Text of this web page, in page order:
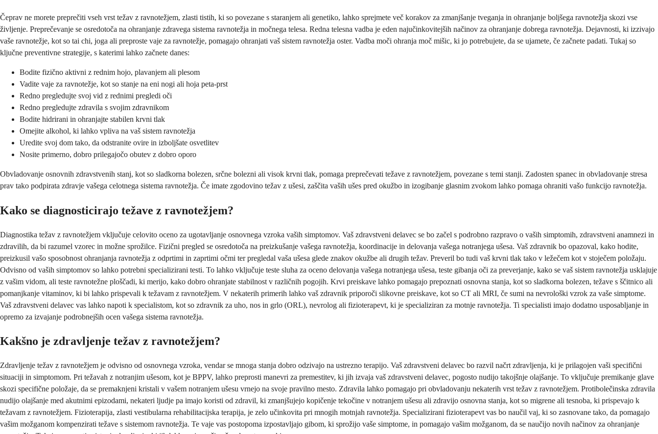
Čeprav ne morete preprečiti vseh vrst težav z ravnotežjem, zlasti tistih, ki so povezane s staranjem ali genetiko, lahko sprejmete več korakov za zmanjšanje tveganja in ohranjanje boljšega ravnotežja skozi vse
življenje. Preprečevanje se osredotoča na ohranjanje zdravega sistema ravnotežja in močnega telesa. Redna telesna vadba je eden najučinkovitejših načinov za ohranjanje dobrega ravnotežja. Dejavnosti, ki izzivajo
vaše ravnotežje, kot so tai chi, joga ali preproste vaje za ravnotežje, pomagajo ohranjati vaš sistem ravnotežja oster. Vadba moči ohranja moč mišic, ki jo potrebujete, da se ujamete, če začnete padati. Tukaj so
ključne preventivne strategije, s katerimi lahko začnete danes:
Bodite fizično aktivni z rednim hojo, plavanjem ali plesom
Vadite vaje za ravnotežje, kot so stanje na eni nogi ali hoja peta-prst
Redno pregledujte svoj vid z rednimi pregledi oči
Redno pregledujte zdravila s svojim zdravnikom
Bodite hidrirani in ohranjajte stabilen krvni tlak
Omejite alkohol, ki lahko vpliva na vaš sistem ravnotežja
Uredite svoj dom tako, da odstranite ovire in izboljšate osvetlitev
Nosite primerno, dobro prilegajočo obutev z dobro oporo
Obvladovanje osnovnih zdravstvenih stanj, kot so sladkorna bolezen, srčne bolezni ali visok krvni tlak, pomaga preprečevati težave z ravnotežjem, povezane s temi stanji. Zadosten spanec in obvladovanje stresa
prav tako podpirata zdravje vašega celotnega sistema ravnotežja. Če imate zgodovino težav z ušesi, zaščita vaših ušes pred okužbo in izogibanje glasnim zvokom lahko pomaga ohraniti vašo funkcijo ravnotežja.
Kako se diagnosticirajo težave z ravnotežjem?
Diagnostika težav z ravnotežjem vključuje celovito oceno za ugotavljanje osnovnega vzroka vaših simptomov. Vaš zdravstveni delavec se bo začel s podrobno razpravo o vaših simptomih, zdravstveni anamnezi in
zdravilih, da bi razumel vzorec in možne sprožilce. Fizični pregled se osredotoča na preizkušanje vašega ravnotežja, koordinacije in delovanja vašega notranjega ušesa. Vaš zdravnik bo opazoval, kako hodite,
preizkusil vašo sposobnost ohranjanja ravnotežja z odprtimi in zaprtimi očmi ter pregledal vaša ušesa glede znakov okužbe ali drugih težav. Preveril bo tudi vaš krvni tlak tako v ležečem kot v stoječem položaju.
Odvisno od vaših simptomov so lahko potrebni specializirani testi. To lahko vključuje teste sluha za oceno delovanja vašega notranjega ušesa, teste gibanja oči za preverjanje, kako se vaš sistem ravnotežja usklajuje
z vašim vidom, ali teste ravnotežne ploščadi, ki merijo, kako dobro ohranjate stabilnost v različnih pogojih. Krvi preiskave lahko pomagajo prepoznati osnovna stanja, kot so sladkorna bolezen, težave s ščitnico ali
pomanjkanje vitaminov, ki bi lahko prispevali k težavam z ravnotežjem. V nekaterih primerih lahko vaš zdravnik priporoči slikovne preiskave, kot so CT ali MRI, če sumi na nevrološki vzrok za vaše simptome.
Vaš zdravstveni delavec vas lahko napoti k specialistom, kot so zdravnik za uho, nos in grlo (ORL), nevrolog ali fizioterapevt, ki je specializiran za motnje ravnotežja. Ti specialisti imajo dodatno usposabljanje in
opremo za izvajanje podrobnejših ocen vašega sistema ravnotežja.
Kakšno je zdravljenje težav z ravnotežjem?
Zdravljenje težav z ravnotežjem je odvisno od osnovnega vzroka, vendar se mnoga stanja dobro odzivajo na ustrezno terapijo. Vaš zdravstveni delavec bo razvil načrt zdravljenja, ki je prilagojen vaši specifični
situaciji in simptomom. Pri težavah z notranjim ušesom, kot je BPPV, lahko preprosti manevri za premestitev, ki jih izvaja vaš zdravstveni delavec, pogosto nudijo takojšnje olajšanje. To vključuje premikanje glave
skozi specifične položaje, da se premaknjeni kristali v vašem notranjem ušesu vrnejo na svoje pravilno mesto. Zdravila lahko pomagajo pri obvladovanju nekaterih vrst težav z ravnotežjem. Protibolečinska zdravila
nudijo olajšanje med akutnimi epizodami, nekateri ljudje pa imajo koristi od zdravil, ki zmanjšujejo kopičenje tekočine v notranjem ušesu ali zdravijo osnovna stanja, kot so migrene ali tesnoba, ki prispevajo k
težavam z ravnotežjem. Fizioterapija, zlasti vestibularna rehabilitacijska terapija, je zelo učinkovita pri mnogih motnjah ravnotežja. Specializirani fizioterapevt vas bo naučil vaj, ki so zasnovane tako, da pomagajo
vašim možganom kompenzirati težave s sistemom ravnotežja. Te vaje vas postopoma izpostavljajo gibom, ki sprožijo vaše simptome, in pomagajo vašim možganom, da se naučijo novih načinov za ohranjanje